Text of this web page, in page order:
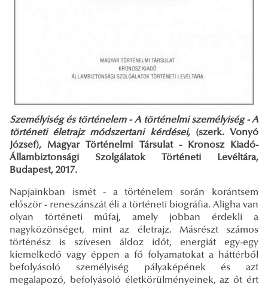
Személyiség és történelem - A történelmi személyiség - A
történeti életrajz módszertani kérdései,(szerk. Vonyó
József), Magyar Történelmi Társulat - Kronosz Kiadó-
Állambiztonsági Szolgálatok Történeti Levéltára,
Budapest, 2017.
Napjainkban ismét - a történelem során korántsem
először - reneszánszát éli a történeti biográfia. Aligha van
olyan történeti műfaj, amely jobban érdekli a
nagyközönséget, mint az életrajz. Másrészt számos
történész is szívesen áldoz időt, energiát egy-egy
kiemelkedő vagy éppen a fő folyamatokat a háttérből
befolyásoló személyiség pályaképének és azt
megalapozó, befolyásoló életkörülményeinek, az őt ért